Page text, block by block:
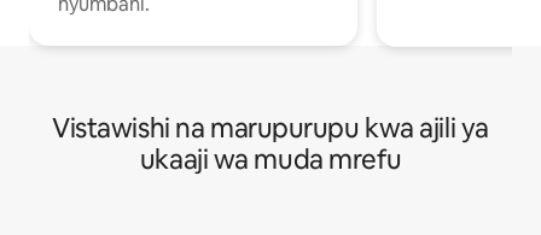
Vistawishi na marupurupu kwa ajili ya
ukaaji wa muda mrefu